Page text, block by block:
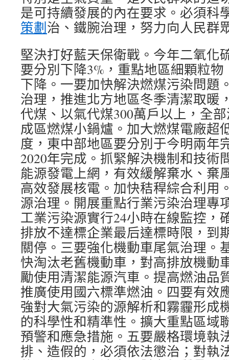
是可持續發展的內在要求。必須科
策劃治、鐵腕治理，努力向人民群
堅決打好藍天保衛戰。今年二氧化
要分別下降3%，重點地區細顆粒物
下降。一要加快解決燃煤污染問題
治理，推進北方地區冬季清潔取暖
代煤、以氣代煤300萬戶以上，全
成區燃煤小鍋爐。加大燃煤電廠超
度，東中部地區要分別于今明兩年
2020年完成。抓緊解決機制和技術
能源發電上網，有效緩解棄水、棄
高效發展核電。加快秸稈綜合利用
源治理。開展重點行業污染治理專
工業污染源實行24小時在線監控，
排放不達標企業最后達標時限，到
關停。三要強化機動車尾氣治理。
快淘汰老舊機動車，對高排放機動
勵使用清潔能源汽車。提高燃油品
推廣使用國六標準燃油。四要有效
強對大氣污染的源解析和霧霾形成
的科學性和精準性。擴大重點區域
預警和應急措施。五要嚴格環境執
排、造假的，必須依法懲治；對執